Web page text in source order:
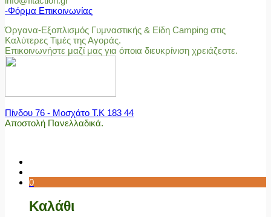
-Φόρμα Επικοινωνίας
Όργανα-Εξοπλισμός Γυμναστικής & Είδη Camping στις
Καλύτερες Τιμές της Αγοράς.
Επικοινωνήστε μαζί μας για όποια διευκρίνιση χρειάζεστε.
Πίνδου 76 - Μοσχάτο Τ.Κ 183 44
Αποστολή Πανελλαδικά.
0
Καλάθι